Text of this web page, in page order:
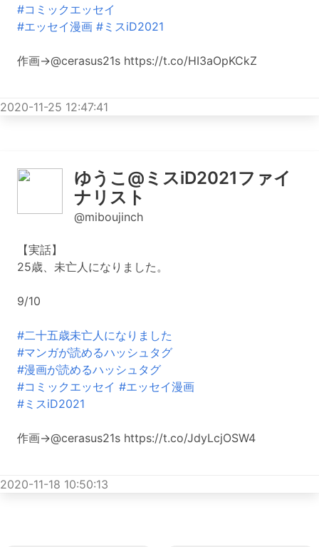
#コミックエッセイ
#エッセイ漫画 #ミスiD2021
作画→@cerasus21s https://t.co/HI3aOpKCkZ
2020-11-25 12:47:41
ゆうこ@ミスiD2021ファイ
ナリスト
@miboujinch
【実話】
25歳、未亡人になりました。
9/10
#二十五歳未亡人になりました
#マンガが読めるハッシュタグ
#漫画が読めるハッシュタグ
#コミックエッセイ #エッセイ漫画
#ミスiD2021
作画→@cerasus21s https://t.co/JdyLcjOSW4
2020-11-18 10:50:13